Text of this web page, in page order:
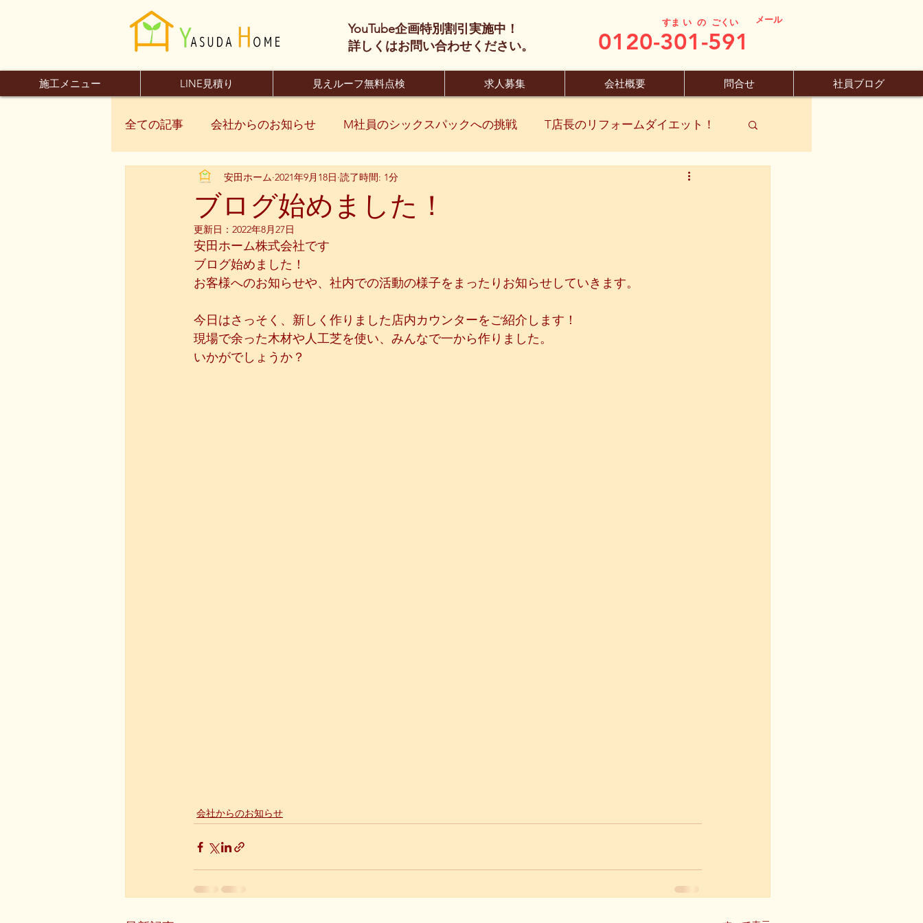
YouTube企画特別割引実施中！
​詳しくはお問い合わせください。
0120-301-591
すま い の ごくい メール
施工メニュー LINE見積り 見えルーフ無料点検 求人募集 会社概要 問合せ 社員ブログ
全ての記事 会社からのお知らせ M社員のシックスパックへの挑戦 T店長のリフォームダイエット！
ブログ始めました！
安田ホーム 2021年9月18日 読了時間: 1分
更新日： 2022年8月27日
安田ホーム株式会社です
ブログ始めました！
お客様へのお知らせや、社内での活動の様子をまったりお知らせしていきます。
今日はさっそく、新しく作りました店内カウンターをご紹介します！
現場で余った木材や人工芝を使い、みんなで一から作りました。
いかがでしょうか？
会社からのお知らせ